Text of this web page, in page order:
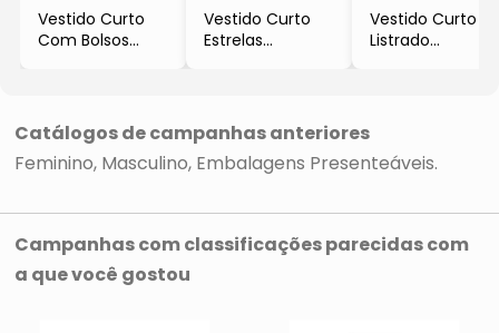
Vestido Curto
Com Bolsos
Vestido Curto
Estrelas
Vestido Curto
Listrado
Catálogos de campanhas anteriores
Feminino Masculino Embalagens Presenteáveis
Campanhas com classificações parecidas com
a que você gostou